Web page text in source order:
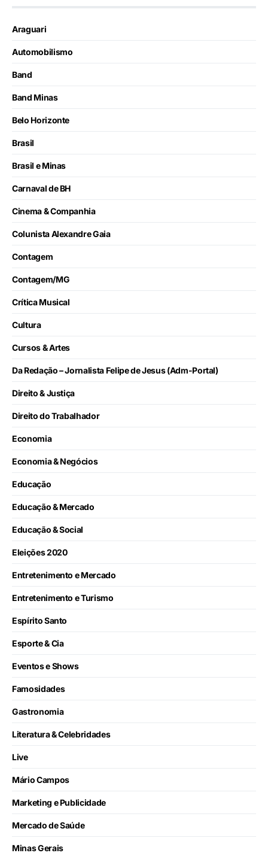
Araguari
Automobilismo
Band
Band Minas
Belo Horizonte
Brasil
Brasil e Minas
Carnaval de BH
Cinema & Companhia
Colunista Alexandre Gaia
Contagem
Contagem/MG
Crítica Musical
Cultura
Cursos & Artes
Da Redação – Jornalista Felipe de Jesus (Adm-Portal)
Direito & Justiça
Direito do Trabalhador
Economia
Economia & Negócios
Educação
Educação & Mercado
Educação & Social
Eleições 2020
Entretenimento e Mercado
Entretenimento e Turismo
Espírito Santo
Esporte & Cia
Eventos e Shows
Famosidades
Gastronomia
Literatura & Celebridades
Live
Mário Campos
Marketing e Publicidade
Mercado de Saúde
Minas Gerais